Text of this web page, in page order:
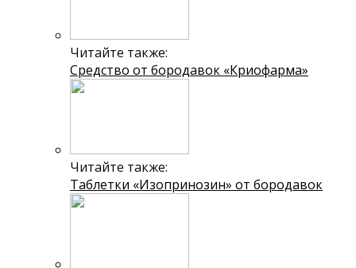
Читайте также:
Средство от бородавок «Криофарма»
Читайте также:
Таблетки «Изопринозин» от бородавок